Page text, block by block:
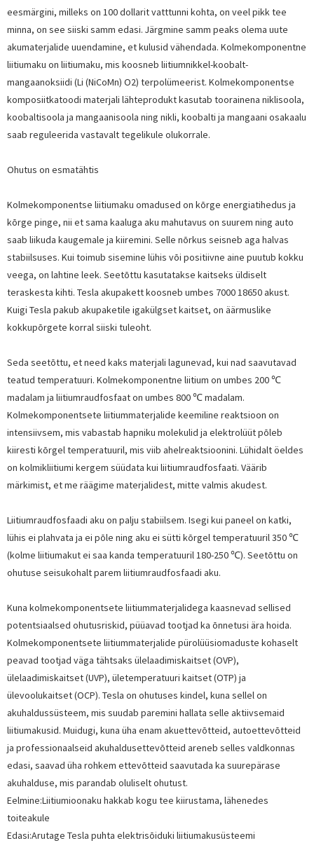
eesmärgini, milleks on 100 dollarit vatttunni kohta, on veel pikk tee
minna, on see siiski samm edasi. Järgmine samm peaks olema uute
akumaterjalide uuendamine, et kulusid vähendada. Kolmekomponentne
liitiumaku on liitiumaku, mis koosneb liitiumnikkel-koobalt-
mangaanoksiidi (Li (NiCoMn) O2) terpolümeerist. Kolmekomponentse
komposiitkatoodi materjali lähteprodukt kasutab toorainena niklisoola,
koobaltisoola ja mangaanisoola ning nikli, koobalti ja mangaani osakaalu
saab reguleerida vastavalt tegelikule olukorrale.
Ohutus on esmatähtis
Kolmekomponentse liitiumaku omadused on kõrge energiatihedus ja
kõrge pinge, nii et sama kaaluga aku mahutavus on suurem ning auto
saab liikuda kaugemale ja kiiremini. Selle nõrkus seisneb aga halvas
stabiilsuses. Kui toimub sisemine lühis või positiivne aine puutub kokku
veega, on lahtine leek. Seetõttu kasutatakse kaitseks üldiselt
teraskesta kihti. Tesla akupakett koosneb umbes 7000 18650 akust.
Kuigi Tesla pakub akupaketile igakülgset kaitset, on äärmuslike
kokkupõrgete korral siiski tuleoht.
Seda seetõttu, et need kaks materjali lagunevad, kui nad saavutavad
teatud temperatuuri. Kolmekomponentne liitium on umbes 200 ℃
madalam ja liitiumraudfosfaat on umbes 800 ℃ madalam.
Kolmekomponentsete liitiummaterjalide keemiline reaktsioon on
intensiivsem, mis vabastab hapniku molekulid ja elektrolüüt põleb
kiiresti kõrgel temperatuuril, mis viib ahelreaktsioonini. Lühidalt öeldes
on kolmikliitiumi kergem süüdata kui liitiumraudfosfaati. Väärib
märkimist, et me räägime materjalidest, mitte valmis akudest.
Liitiumraudfosfaadi aku on palju stabiilsem. Isegi kui paneel on katki,
lühis ei plahvata ja ei põle ning aku ei sütti kõrgel temperatuuril 350 ℃
(kolme liitiumakut ei saa kanda temperatuuril 180-250 ℃). Seetõttu on
ohutuse seisukohalt parem liitiumraudfosfaadi aku.
Kuna kolmekomponentsete liitiummaterjalidega kaasnevad sellised
potentsiaalsed ohutusriskid, püüavad tootjad ka õnnetusi ära hoida.
Kolmekomponentsete liitiummaterjalide pürolüüsiomaduste kohaselt
peavad tootjad väga tähtsaks ülelaadimiskaitset (OVP),
ülelaadimiskaitset (UVP), ületemperatuuri kaitset (OTP) ja
ülevoolukaitset (OCP). Tesla on ohutuses kindel, kuna sellel on
akuhaldussüsteem, mis suudab paremini hallata selle aktiivsemaid
liitiumakusid. Muidugi, kuna üha enam akuettevõtteid, autoettevõtteid
ja professionaalseid akuhaldusettevõtteid areneb selles valdkonnas
edasi, saavad üha rohkem ettevõtteid saavutada ka suurepärase
akuhalduse, mis parandab oluliselt ohutust.
Eelmine:Liitiumioonaku hakkab kogu tee kiirustama, lähenedes
toiteakule
Edasi:Arutage Tesla puhta elektrisõiduki liitiumakusüsteemi